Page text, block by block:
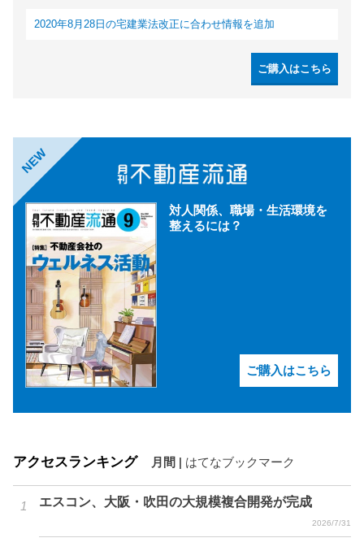
2020年8月28日の宅建業法改正に合わせ情報を追加
ご購入はこちら
NEW
対人関係、職場・生活環境を
整えるには？
ご購入はこちら
アクセスランキング 月間 はてなブックマーク
エスコン、大阪・吹田の大規模複合開発が完成
2026/7/31